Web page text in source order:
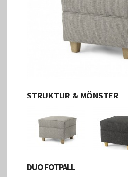
STRUKTUR & MÖNSTER
DUO FOTPALL